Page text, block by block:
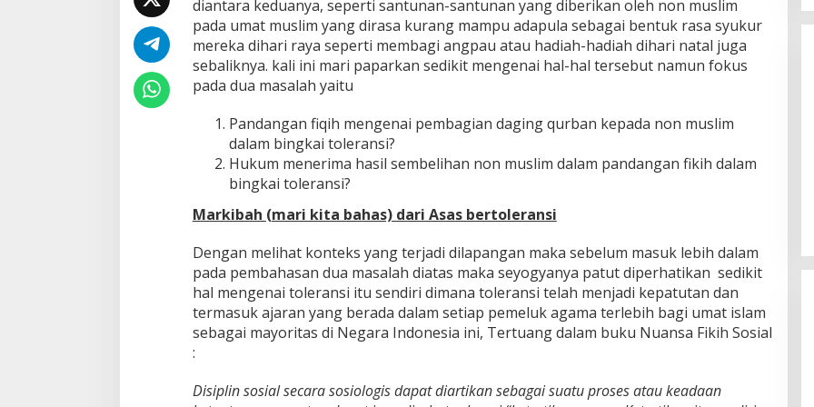
diantara keduanya, seperti santunan-santunan yang diberikan oleh non muslim
pada umat muslim yang dirasa kurang mampu adapula sebagai bentuk rasa syukur
mereka dihari raya seperti membagi angpau atau hadiah-hadiah dihari natal juga
sebaliknya. kali ini mari paparkan sedikit mengenai hal-hal tersebut namun fokus
pada dua masalah yaitu
Pandangan fiqih mengenai pembagian daging qurban kepada non muslim
dalam bingkai toleransi?
Hukum menerima hasil sembelihan non muslim dalam pandangan fikih dalam
bingkai toleransi?
Markibah (mari kita bahas) dari Asas bertoleransi
Dengan melihat konteks yang terjadi dilapangan maka sebelum masuk lebih dalam
pada pembahasan dua masalah diatas maka seyogyanya patut diperhatikan sedikit
hal mengenai toleransi itu sendiri dimana toleransi telah menjadi kepatutan dan
termasuk ajaran yang berada dalam setiap pemeluk agama terlebih bagi umat islam
sebagai mayoritas di Negara Indonesia ini, Tertuang dalam buku Nuansa Fikih Sosial
:
Disiplin sosial secara sosiologis dapat diartikan sebagai suatu proses atau keadaan
Tabassam Hari ke-2 “Mengakar